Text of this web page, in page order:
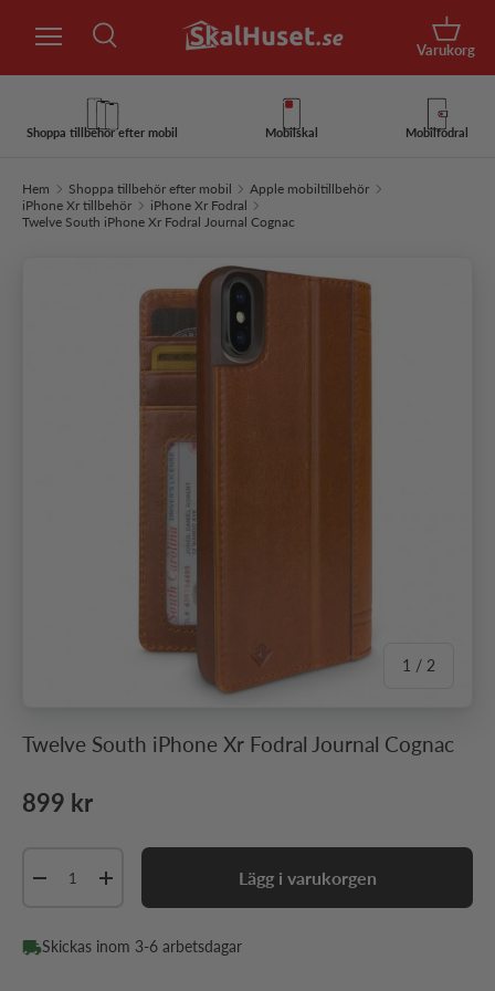
Hoppa till innehåll
Sök
Korg
Varukorg
Shoppa tillbehör efter mobil Mobilskal Mobilfodral
Hem Shoppa tillbehör efter mobil
Apple mobiltillbehör
iPhone Xr tillbehör
iPhone Xr Fodral
Twelve South iPhone Xr Fodral Journal Cognac
Hoppa till produktinformation
1 / av
2
Twelve South iPhone Xr Fodral Journal Cognac
Ordinarie pris
899 kr
Minska antalÖka antal Lägg i varukorgen
Skickas inom 3-6 arbetsdagar